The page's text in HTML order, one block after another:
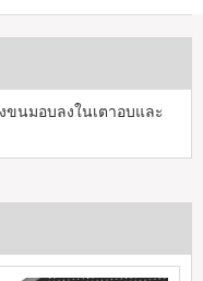
ขนมอบลงในเตาอบและ